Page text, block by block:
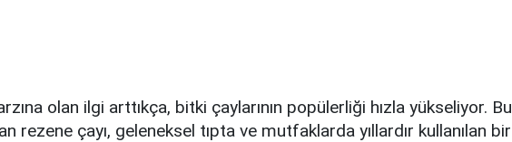
olan ilgi arttıkça, bitki çaylarının popülerliği hızla yükseliyor. Bu
rezene çayı, geleneksel tıpta ve mutfaklarda yıllardır kullanılan bir